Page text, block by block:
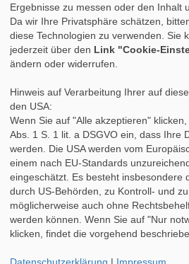
Ergebnisse zu messen oder den Inhalt
Da wir Ihre Privatsphäre schätzen,
diese Technologien zu verwenden. Sie
jederzeit über den Link "Cookie-
ändern oder widerrufen.
Hinweis auf Verarbeitung Ihrer auf
den USA:
Wenn Sie auf "Alle akzeptieren"
Abs. 1 S. 1 lit. a DSGVO ein, dass Ihre
werden. Die USA werden vom
einem nach EU-Standards
eingeschätzt. Es besteht insbesondere
durch US-Behörden, zu Kontroll- und
möglicherweise auch ohne
werden können. Wenn Sie auf "Nur
klicken, findet die vorgehend